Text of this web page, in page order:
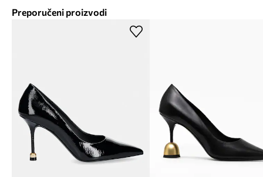
Preporučeni proizvodi